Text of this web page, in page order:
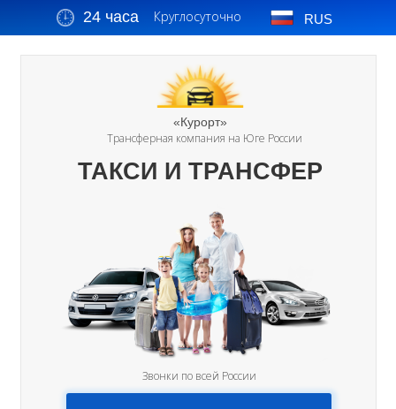
24 часа Круглосуточно RUS
«Курорт»
Трансферная компания на Юге России
Звонки по всей России
ТАКСИ И ТРАНСФЕР